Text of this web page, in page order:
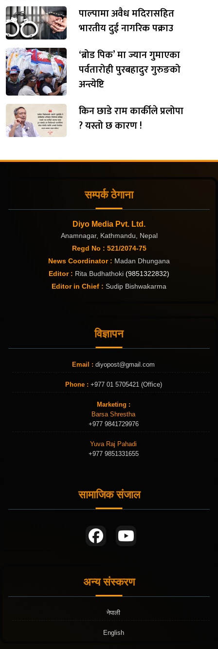
पाल्पामा अवैध मदिरासहित
भारतीय दुई नागरिक पक्राउ
‘ब्रोड पिक’ मा ज्यान गुमाएका
पर्वतारोही पुरबहादुर गुरुङको
अन्त्येष्टि
किन छाडे राम कार्कीले प्रलोपा
? यस्तो छ कारण !
सम्पर्क ठेगाना
Diyo Media Pvt. Ltd.
Anamnagar, Kathmandu, Nepal
Regd No : 521/2074-75
News Coordinator : Madan Dhungana
Editor : Rita Budhathoki (9851322832)
Editor in Chief : Sudip Bishwakarma
विज्ञापन
Email : diyopost@gmail.com
Phone : +977 01 5705421 (Office)
Marketing :
Barsa Shrestha
+977 9841729976
Yuva Raj Pahadi
+977 9851331655
सामाजिक संजाल
अन्य संस्करण
नेपाली
English